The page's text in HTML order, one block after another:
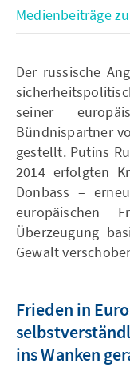
Medienbeiträge
Der russische
seiner
Bündnispartner
gestellt. Putins
2014 erfolgten
Donbass –
europäischen
Überzeugung
Gewalt
Frieden in
ins Wanken